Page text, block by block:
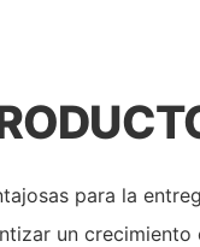
para la
un crecimiento